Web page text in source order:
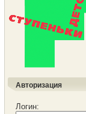
Авторизация
Логин: